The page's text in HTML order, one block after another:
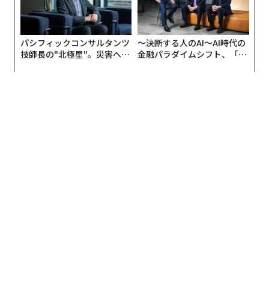
パシフィックコンサルタンツ
技師長の"北極星"。災害への
〜決断する人のAI〜AI時代の
金融パラダイムシフト、「超